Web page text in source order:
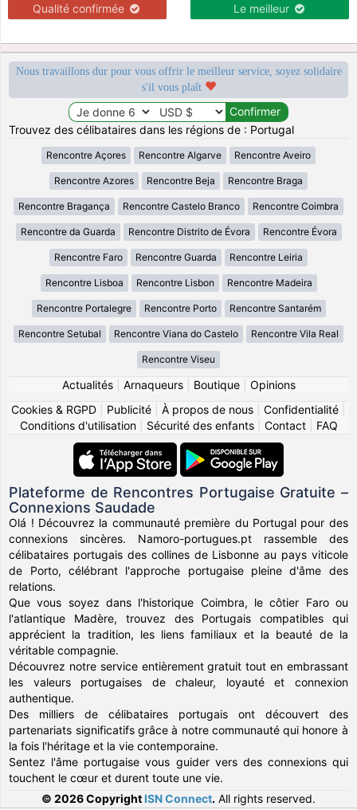
Qualité confirmée Le meilleur
Nous travaillons dur pour vous offrir le meilleur service, soyez solidaire
s'il vous plaît
Trouvez des célibataires dans les régions de : Portugal
Rencontre Açores Rencontre Algarve Rencontre Aveiro
Rencontre Azores Rencontre Beja Rencontre Braga
Rencontre Bragança Rencontre Castelo Branco Rencontre Coimbra
Rencontre da Guarda Rencontre Distrito de Évora Rencontre Évora
Rencontre Faro Rencontre Guarda Rencontre Leiria
Rencontre Lisboa Rencontre Lisbon Rencontre Madeira
Rencontre Portalegre Rencontre Porto Rencontre Santarém
Rencontre Setubal Rencontre Viana do Castelo Rencontre Vila Real
Rencontre Viseu
Actualités| Arnaqueurs| Boutique| Opinions
Cookies & RGPD
Publicité À propos de nous Confidentialité
Conditions d'utilisation| Sécurité des enfants| Contact| FAQ
Plateforme de Rencontres Portugaise Gratuite –
Connexions Saudade
Olá ! Découvrez la communauté première du Portugal pour des
connexions sincères. Namoro-portugues.pt rassemble des
célibataires portugais des collines de Lisbonne au pays viticole
de Porto, célébrant l'approche portugaise pleine d'âme des
relations.
Que vous soyez dans l'historique Coimbra, le côtier Faro ou
l'atlantique Madère, trouvez des Portugais compatibles qui
apprécient la tradition, les liens familiaux et la beauté de la
véritable compagnie.
Découvrez notre service entièrement gratuit tout en embrassant
les valeurs portugaises de chaleur, loyauté et connexion
authentique.
Des milliers de célibataires portugais ont découvert des
partenariats significatifs grâce à notre communauté qui honore à
la fois l'héritage et la vie contemporaine.
Sentez l'âme portugaise vous guider vers des connexions qui
touchent le cœur et durent toute une vie.
© 2026 Copyright ISN Connect. All rights reserved.